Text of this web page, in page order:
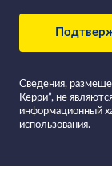
Сведения,
Керри”, не
информационный
использования.